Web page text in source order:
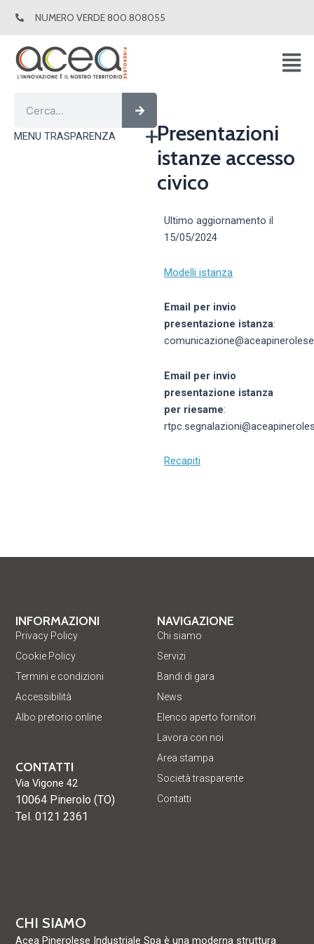
NUMERO VERDE 800.808055
Cerca
MENU TRASPARENZA
Presentazioni
istanze accesso
civico
Ultimo aggiornamento il
15/05/2024
Modelli istanza
Email per invio
presentazione istanza:
Email per invio
presentazione istanza
per riesame:
Recapiti
CHI SIAMO
Acea Pinerolese Industriale Spa è una moderna struttura
NAVIGAZIONE
Chi siamo
Servizi
Bandi di gara
News
Elenco aperto fornitori
Lavora con noi
Area stampa
Società trasparente
Contatti
INFORMAZIONI
Privacy Policy
Cookie Policy
Termini e condizioni
Accessibilità
Albo pretorio online
CONTATTI
Via Vigone 42
10064 Pinerolo (TO)
Tel. 0121 2361